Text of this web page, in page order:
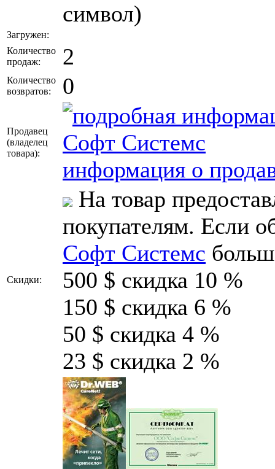
символ)
Загружен:
Количество
продаж:
2
Количество
возвратов:
0
Продавец
(владелец
товара):
Софт Системс
информация о
Скидки:
На товар
покупателям. Если
Софт Системс
500 $ скидка 10 %
150 $ скидка 6 %
50 $ скидка 4 %
23 $ скидка 2 %